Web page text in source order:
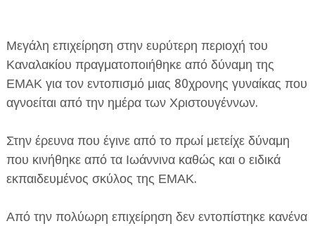
ΔΙΕΘΝΗ
ΕΦΗΜΕΡΙΔΑ Η ΠΑΡΓΑ
Μεγάλη επιχείρηση στην ευρύτερη περιοχή του
Καναλακίου πραγματοποιήθηκε από δύναμη της
ΕΜΑΚ για τον εντοπισμό μιας 80χρονης γυναίκας που
αγνοείται από την ημέρα των Χριστουγέννων.
Στην έρευνα που έγινε από το πρωί μετείχε δύναμη
που κινήθηκε από τα Ιωάννινα καθώς και ο ειδικά
εκπαιδευμένος σκύλος της ΕΜΑΚ.
Από την πολύωρη επιχείρηση δεν εντοπίστηκε κανένα